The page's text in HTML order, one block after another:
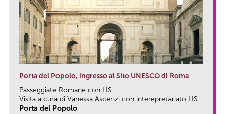
Porta del Popolo, ingresso al Sito UNESCO di Roma
Passeggiate Romane con LIS
Visita a cura di Vanessa Ascenzi con interepretariato LIS
Porta del Popolo